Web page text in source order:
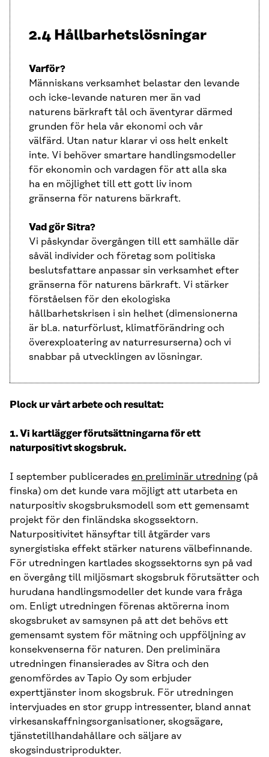
2.4 Hållbarhetslösningar
Varför?
Människans verksamhet belastar den levande
och icke-levande naturen mer än vad
naturens bärkraft tål och äventyrar därmed
grunden för hela vår ekonomi och vår
välfärd. Utan natur klarar vi oss helt enkelt
inte. Vi behöver smartare handlingsmodeller
för ekonomin och vardagen för att alla ska
ha en möjlighet till ett gott liv inom
gränserna för naturens bärkraft.
Vad gör Sitra?
Vi påskyndar övergången till ett samhälle där
såväl individer och företag som politiska
beslutsfattare anpassar sin verksamhet efter
gränserna för naturens bärkraft. Vi stärker
förståelsen för den ekologiska
hållbarhetskrisen i sin helhet (dimensionerna
är bl.a. naturförlust, klimatförändring och
överexploatering av naturresurserna) och vi
snabbar på utvecklingen av lösningar.
Plock ur vårt arbete och resultat:
1. Vi kartlägger förutsättningarna för ett
naturpositivt skogsbruk.
I september publicerades en preliminär utredning(på
finska) om det kunde vara möjligt att utarbeta en
naturpositiv skogsbruksmodell som ett gemensamt
projekt för den finländska skogssektorn.
Naturpositivitet hänsyftar till åtgärder vars
synergistiska effekt stärker naturens välbefinnande.
För utredningen kartlades skogssektorns syn på vad
en övergång till miljösmart skogsbruk förutsätter och
hurudana handlingsmodeller det kunde vara fråga
om. Enligt utredningen förenas aktörerna inom
skogsbruket av samsynen på att det behövs ett
gemensamt system för mätning och uppföljning av
konsekvenserna för naturen. Den preliminära
utredningen finansierades av Sitra och den
genomfördes av Tapio Oy som erbjuder
experttjänster inom skogsbruk. För utredningen
intervjuades en stor grupp intressenter, bland annat
virkesanskaffningsorganisationer, skogsägare,
tjänstetillhandahållare och säljare av
skogsindustriprodukter.